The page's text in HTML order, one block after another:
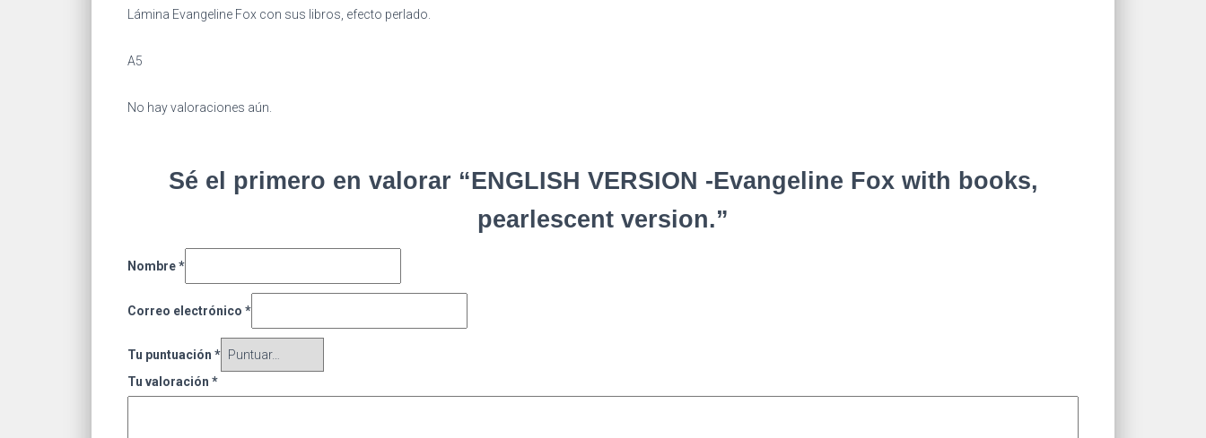
Lámina Evangeline Fox con sus libros, efecto perlado.
A5
No hay valoraciones aún.
Sé el primero en valorar “ENGLISH VERSION -Evangeline Fox with books,
pearlescent version.”
Nombre*
Correo electrónico *
Tu puntuación *
Tu valoración *